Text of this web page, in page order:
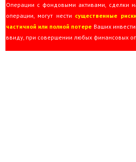
Операции с фондовыми активами, сделки
операции, могут нести существенные риски
частичной или полной потере Ваших
ввиду, при совершении любых финансовых